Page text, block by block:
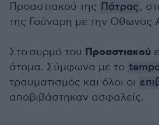
Προαστιακού της Πάτρας,
της Γούναρη με την Οθωνος
Στο συρμό του Προαστιακού
άτομα. Σύμφωνα με το
τραυματισμός και όλοι οι
αποβιβάστηκαν ασφαλείς.